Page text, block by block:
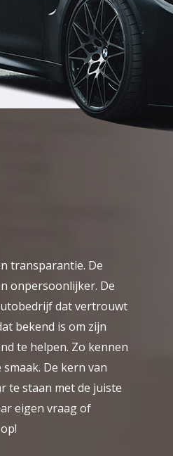
transparantie. De
onpersoonlijker. De
dat vertrouwt
bekend is om zijn
te helpen. Zo kennen
De kern van
te staan met de juiste
eigen vraag of